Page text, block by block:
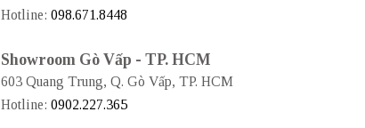
Hotline: 098.671.8448
Showroom Gò Vấp - TP. HCM
603 Quang Trung, Q. Gò Vấp, TP. HCM
Hotline: 0902.227.365